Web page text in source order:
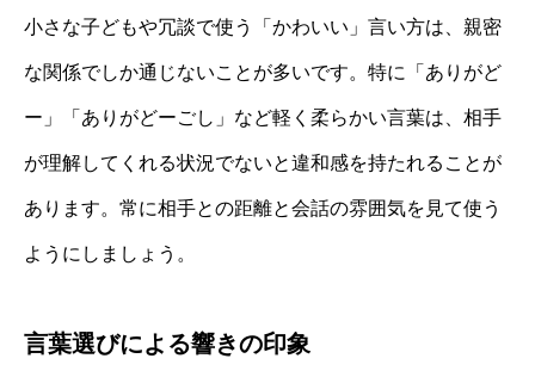
小さな子どもや冗談で使う「かわいい」言い方は、親密
な関係でしか通じないことが多いです。特に「ありがど
ー」「ありがどーごし」など軽く柔らかい言葉は、相手
が理解してくれる状況でないと違和感を持たれることが
あります。常に相手との距離と会話の雰囲気を見て使う
ようにしましょう。
言葉選びによる響きの印象